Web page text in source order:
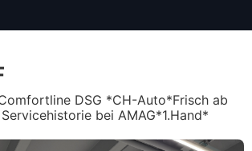
DSG *CH-Auto*Frisch ab
bei AMAG*1.Hand*